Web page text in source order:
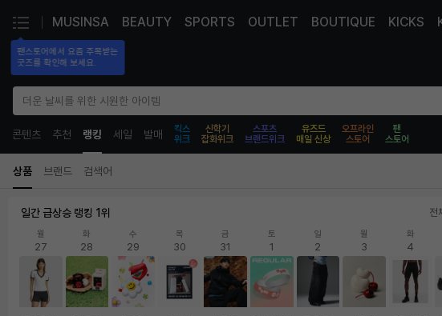
팬스토어에서 요즘 주목받는
굿즈를 확인해 보세요.
MUSINSA BEAUTY SPORTS OUTLET BOUTIQUE KICKS
더운 날씨를 위한 시원한 아이템
콘텐츠 추천 랭킹 세일 발매
킥스
위크
신학기
잡화위크
스포츠
브랜드위크
유즈드
매일 신상
오프라인
스토어
팬
스토어
상품 브랜드 검색어
일간 급상승 랭킹 1위 전
월
27
화
28
수
29
목
30
금
31
토
1
일
2
월
3
화
4